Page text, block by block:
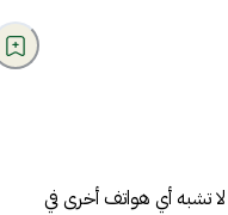
تشبه أي هواتف أخرى في